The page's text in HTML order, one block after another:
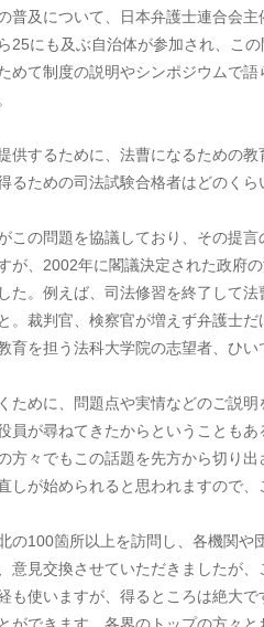
普及について、日本弁護士連合会
25にも及ぶ自治体が参加され、こ
めて制度の説明やシンポジウムで
供するために、法曹になるための
るための司法試験合格者はどのく
この問題を協議しており、その提
が、2002年に閣議決定された政府
た。例えば、司法修習を終了して
。裁判官、検察官が増えず弁護士
育を担う法科大学院の志望者、ひ
ために、問題点や実情などのご説
員が尋ねてきたからということも
方々でもこの話題を先方から切り出
しが始められると思われますので
の100箇所以上を訪問し、各機関
意見交換させていただきましたが、
も使いますが、得るところは絶大